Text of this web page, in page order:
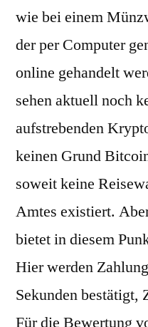
wie bei einem
der per Computer
online gehandelt
sehen aktuell noch
aufstrebenden
keinen Grund
soweit keine
Amtes existiert.
bietet in diesem
Hier werden
Sekunden bestätigt,
Für die Bewertung